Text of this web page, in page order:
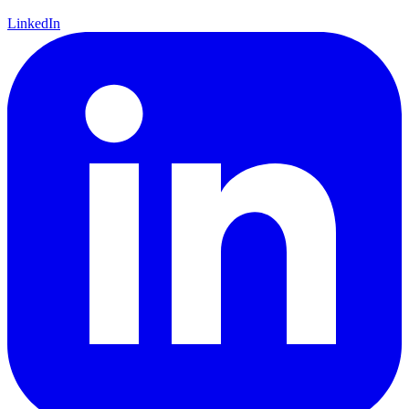
LinkedIn